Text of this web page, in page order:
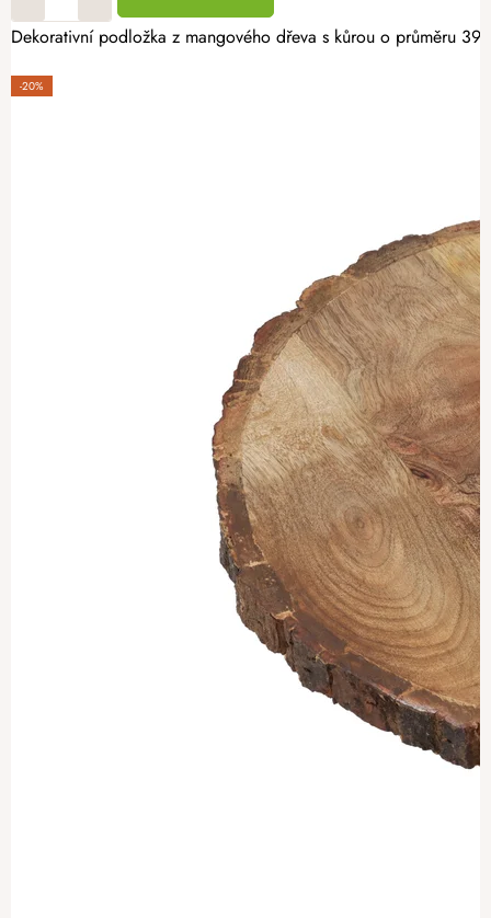
Dekorativní podložka z mangového dřeva s kůrou o průměru
-20%